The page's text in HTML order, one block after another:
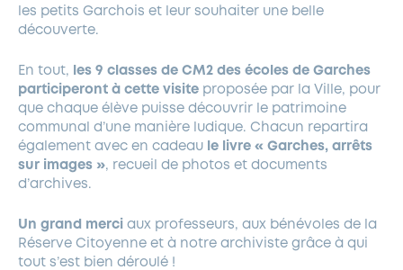
les petits Garchois et leur souhaiter une belle
découverte.
En tout,
les 9 classes de CM2 des écoles de Garches
participeront à cette visite proposée par la Ville, pour
que chaque élève puisse découvrir le patrimoine
communal d’une manière ludique. Chacun repartira
également avec en cadeau le livre « Garches, arrêts
sur images », recueil de photos et documents
d’archives.
Un grand merci aux professeurs, aux bénévoles de la
Réserve Citoyenne et à notre archiviste grâce à qui
tout s’est bien déroulé !